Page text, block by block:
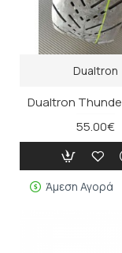
Dualtron
55.00€
Άμεση Αγορά